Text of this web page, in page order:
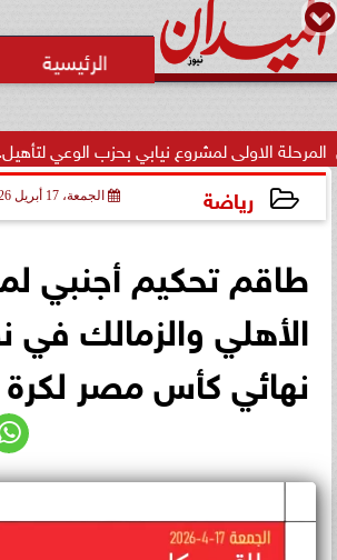
لمشروع نيابي بحزب الوعي لتأهيل...
رياضة الجمعة، 17 أبريل 2026
طاقم تحكيم أجنبي
الأهلي والزمالك
نهائي كأس مصر لكرة